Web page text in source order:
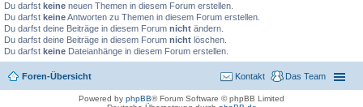
Du darfst keine neuen Themen in diesem Forum erstellen.
Du darfst keineAntworten zu Themen in diesem Forum erstellen.
Du darfst deine Beiträge in diesem Forum nicht ändern.
Du darfst deine Beiträge in diesem Forum nicht löschen.
Du darfst keine Dateianhänge in diesem Forum erstellen.
Foren-Übersicht Das Team
Kontakt
Powered by phpBB® Forum Software © phpBB Limited